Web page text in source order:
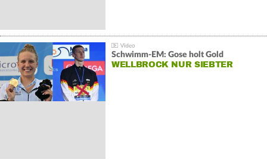
Schwimm-EM: Gose holt Gold
WELLBROCK NUR SIEBTER